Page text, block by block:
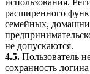
расширенного
семейных,
не допускаются.
4.5. Пользователь
сохранность